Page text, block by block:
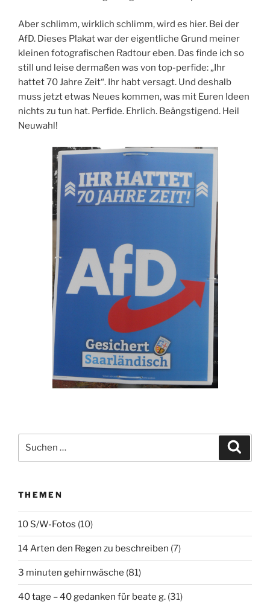
Aber schlimm, wirklich schlimm, wird es hier. Bei der
AfD. Dieses Plakat war der eigentliche Grund meiner
kleinen fotografischen Radtour eben. Das finde ich so
still und leise dermaßen was von top-perfide: „Ihr
hattet 70 Jahre Zeit“. Ihr habt versagt. Und deshalb
muss jetzt etwas Neues kommen, was mit Euren Ideen
nichts zu tun hat. Perfide. Ehrlich. Beängstigend. Heil
Neuwahl!
Suchen
THEMEN
10 S/W-Fotos (10)
14 Arten den Regen zu beschreiben (7)
3 minuten gehirnwäsche (81)
40 tage – 40 gedanken für beate g. (31)